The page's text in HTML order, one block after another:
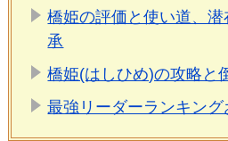
橋姫の評価と使い道、
承
橋姫(はしひめ)の攻略と
最強リーダーランキング